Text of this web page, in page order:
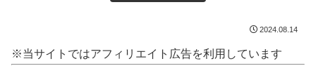
2024.08.14
※当サイトではアフィリエイト広告を利用しています